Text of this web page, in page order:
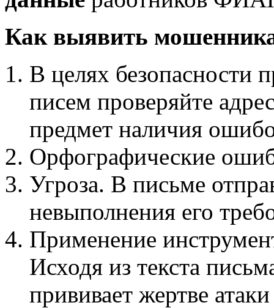
Как выявить
В целях безопасности
писем проверяйте
предмет наличия
Орфографические
Угроза. В письме
невыполнения его
Применение
Исходя из текста
прививает жертве